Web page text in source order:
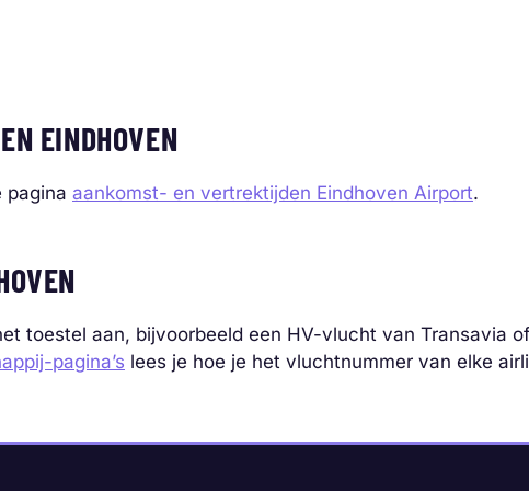
EINDHOVEN
pagina aankomst- en vertrektijden Eindhoven Airport.
toestel aan, bijvoorbeeld een HV-vlucht van Transavia
pagina’s lees je hoe je het vluchtnummer van elke